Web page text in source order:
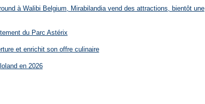
à Walibi Belgium, Mirabilandia vend des attractions, bientôt une
du Parc Astérix
et enrichit son offre culinaire
en 2026